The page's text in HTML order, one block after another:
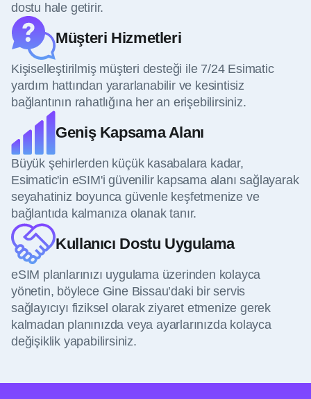
dostu hale getirir.
Müşteri Hizmetleri
Kişiselleştirilmiş müşteri desteği ile 7/24 Esimatic
yardım hattından yararlanabilir ve kesintisiz
bağlantının rahatlığına her an erişebilirsiniz.
Geniş Kapsama Alanı
Büyük şehirlerden küçük kasabalara kadar,
Esimatic'in eSIM'i güvenilir kapsama alanı sağlayarak
seyahatiniz boyunca güvenle keşfetmenize ve
bağlantıda kalmanıza olanak tanır.
Kullanıcı Dostu Uygulama
eSIM planlarınızı uygulama üzerinden kolayca
yönetin, böylece Gine Bissau’daki bir servis
sağlayıcıyı fiziksel olarak ziyaret etmenize gerek
kalmadan planınızda veya ayarlarınızda kolayca
değişiklik yapabilirsiniz.